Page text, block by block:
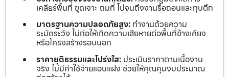
เคลียร์พื้นที่ ขุดเจาะ ถมที่ ไปจนถึงงานรื้อถอนและทุบตึก
มาตรฐานความปลอดภัยสูง: ทำงานด้วยความ
ระมัดระวัง ไม่ก่อให้เกิดความเสียหายต่อพื้นที่ข้างเคียง
หรือโครงสร้างรอบนอก
ราคายุติธรรมและโปร่งใส: ประเมินราคาตามเนื้องาน
จริง ไม่มีค่าใช้จ่ายแอบแฝง ช่วยให้คุณคุมงบประมาณ